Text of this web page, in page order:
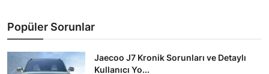
Popüler Sorunlar
Jaecoo J7 Kronik Sorunları ve Detaylı
Kullanıcı Yo...